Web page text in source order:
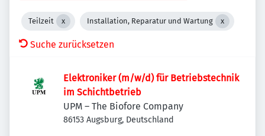
Teilzeit Installation, Reparatur und Wartung
Suche zurücksetzen
Elektroniker (m/w/d) für Betriebstechnik
im Schichtbetrieb
UPM – The Biofore Company
86153 Augsburg, Deutschland